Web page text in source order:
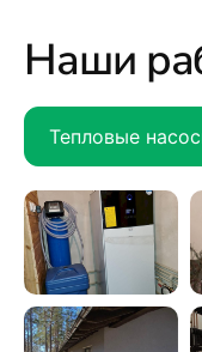
Наши
Тепловые